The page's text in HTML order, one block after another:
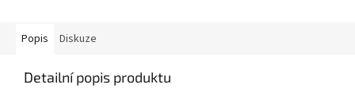
Popis Diskuze
Detailní popis produktu